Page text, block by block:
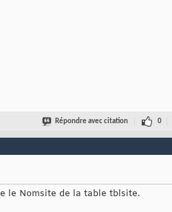
Répondre avec citation 0
le Nomsite de la table tblsite.